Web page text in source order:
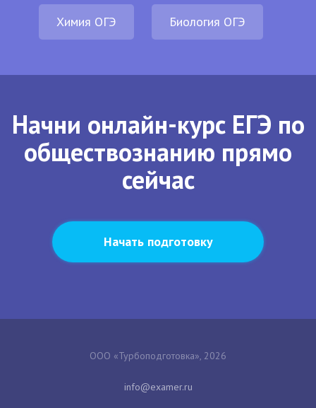
Химия ОГЭ Биология ОГЭ
Начни онлайн-курс ЕГЭ по
обществознанию прямо
сейчас
Начать подготовку
ООО «Турбоподготовка», 2026